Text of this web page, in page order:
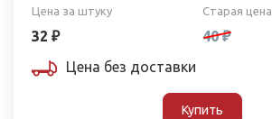
Цена за штуку
32 ₽
Старая цена
40 ₽
Цена без доставки
Купить